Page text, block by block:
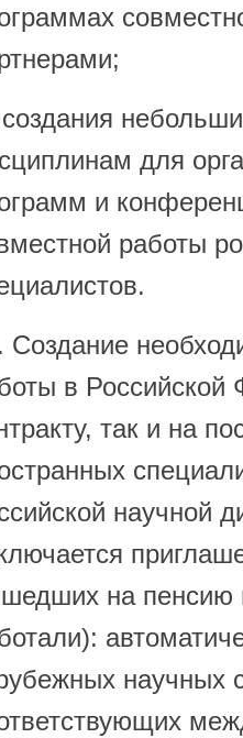
для
и
работы
Создание
в Российской
так и на
научной
на пенсию
научных